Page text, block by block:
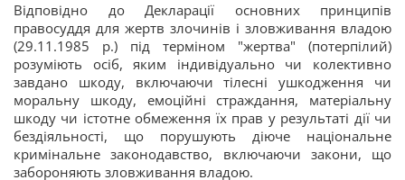
Відповідно до Декларації основних принципів
правосуддя для жертв злочинів і зловживання владою
(29.11.1985 р.) під терміном "жертва" (потерпілий)
розуміють осіб, яким індивідуально чи колективно
завдано шкоду, включаючи тілесні ушкодження чи
моральну шкоду, емоційні страждання, матеріальну
шкоду чи істотне обмеження їх прав у результаті дії чи
бездіяльності, що порушують діюче національне
кримінальне законодавство, включаючи закони, що
забороняють зловживання владою.